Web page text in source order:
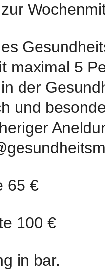
maximal 5
der
und
65 €
100 €
in bar.